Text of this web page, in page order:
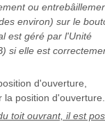
ou
environ) sur le
est géré par l'Unité
si elle est
d'ouverture,
position d'ouverture.
toit ouvrant, il est